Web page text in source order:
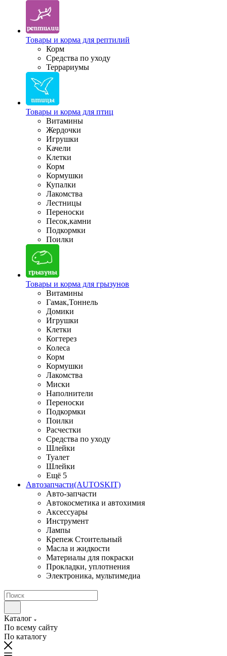
Товары и корма для рептилий
Корм
Средства по уходу
Террариумы
Товары и корма для птиц
Витамины
Жердочки
Игрушки
Качели
Клетки
Корм
Кормушки
Купалки
Лакомства
Лестницы
Переноски
Песок,камни
Подкормки
Поилки
Товары и корма для грызунов
Витамины
Гамак,Тоннель
Домики
Игрушки
Клетки
Когтерез
Колеса
Корм
Кормушки
Лакомства
Миски
Наполнители
Переноски
Подкормки
Поилки
Расчестки
Средства по уходу
Шлейки
Туалет
Шлейки
Ещё 5
Автозапчасти(AUTOSKIT)
Авто-запчасти
Автокосметика и автохимия
Аксессуары
Инструмент
Лампы
Крепеж Стоительный
Масла и жидкости
Материалы для покраски
Прокладки, уплотнения
Электроника, мультимедиа
Каталог
По всему сайту
По каталогу